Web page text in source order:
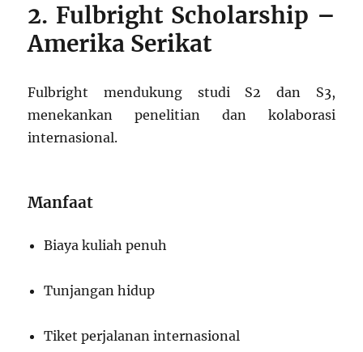
2. Fulbright Scholarship –
Amerika Serikat
Fulbright mendukung studi S2 dan S3,
menekankan penelitian dan kolaborasi
internasional.
Manfaat
Biaya kuliah penuh
Tunjangan hidup
Tiket perjalanan internasional